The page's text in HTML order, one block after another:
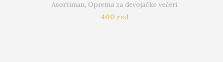
Asortiman, Oprema za devojačke večeri
400 rsd